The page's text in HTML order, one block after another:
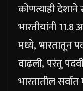
कोणत्याही
भारतीयांनी
मध्ये, भारतातून
वाढली, परंतु
भारतातील